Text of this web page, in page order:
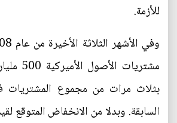
للأزمة.
بثلاث مرات من مجموع المشتريات
السابقة. وبدلا من الانخفاض المتوقع